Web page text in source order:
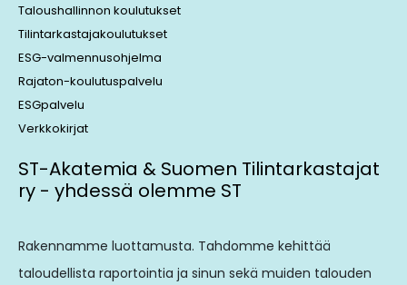
Taloushallinnon koulutukset
Tilintarkastajakoulutukset
ESG-valmennusohjelma
Rajaton-koulutuspalvelu
ESGpalvelu
Verkkokirjat
ST-Akatemia & Suomen Tilintarkastajat
ry - yhdessä olemme ST
Rakennamme luottamusta. Tahdomme kehittää
taloudellista raportointia ja sinun sekä muiden talouden